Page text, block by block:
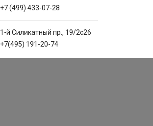
+7 (499) 433-07-28
1-й Силикатный пр., 19/2с26
+7(495) 191-20-74